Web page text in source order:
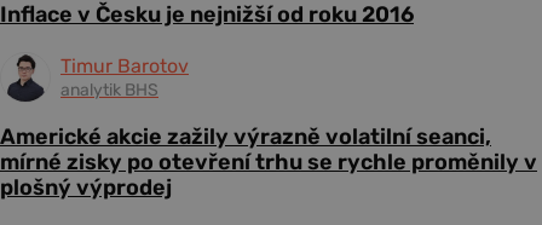
Inflace v Česku je nejnižší od roku 2016
Timur Barotov
analytik BHS
Americké akcie zažily výrazně volatilní seanci,
mírné zisky po otevření trhu se rychle proměnily v
plošný výprodej